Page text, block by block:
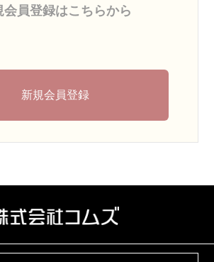
会員登録はこちらから
新規会員登録